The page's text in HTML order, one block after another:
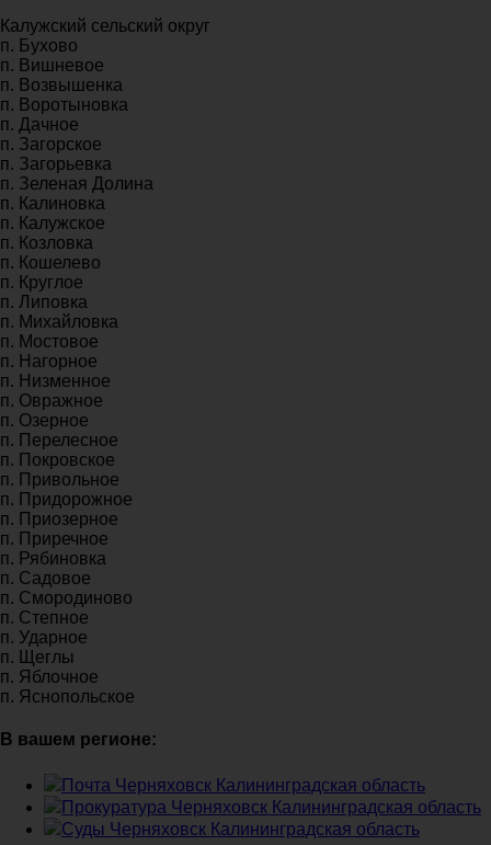
Калужский сельский округ
п. Бухово
п. Вишневое
п. Возвышенка
п. Воротыновка
п. Дачное
п. Загорское
п. Загорьевка
п. Зеленая Долина
п. Калиновка
п. Калужское
п. Козловка
п. Кошелево
п. Круглое
п. Липовка
п. Михайловка
п. Мостовое
п. Нагорное
п. Низменное
п. Овражное
п. Озерное
п. Перелесное
п. Покровское
п. Привольное
п. Придорожное
п. Приозерное
п. Приречное
п. Рябиновка
п. Садовое
п. Смородиново
п. Степное
п. Ударное
п. Щеглы
п. Яблочное
п. Яснопольское
В вашем регионе:
Почта Черняховск Калининградская область
Прокуратура Черняховск Калининградская область
Суды Черняховск Калининградская область